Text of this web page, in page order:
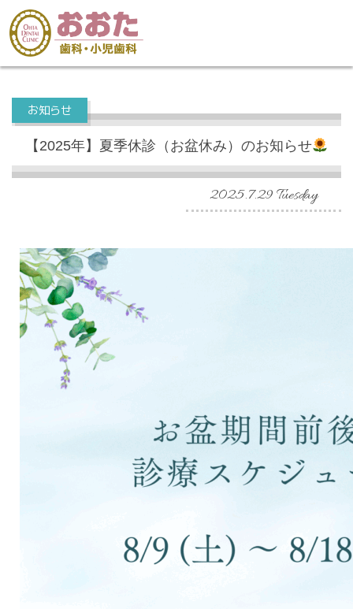
【2025年】夏季休診（お盆休み）のお知らせ
お知らせ
2025.7.29 Tuesday